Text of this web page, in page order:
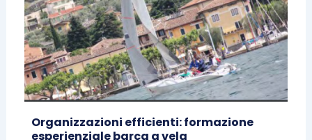
Organizzazioni efficienti: formazione
esperienziale barca a vela